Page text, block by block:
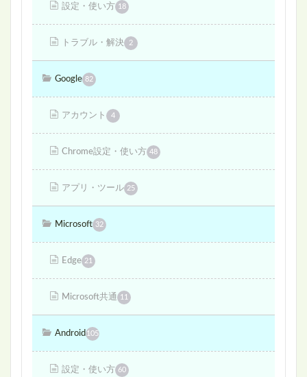
設定・使い方 18
トラブル・解決 2
Google 82
アカウント 4
Chrome設定・使い方 48
アプリ・ツール 25
Microsoft 32
Edge 21
Microsoft共通 11
Android 105
設定・使い方 60